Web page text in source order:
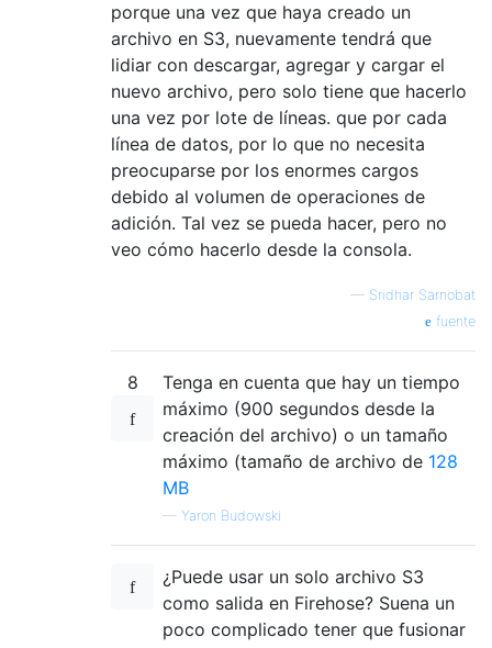
porque una vez que haya creado un
archivo en S3, nuevamente tendrá que
lidiar con descargar, agregar y cargar el
nuevo archivo, pero solo tiene que hacerlo
una vez por lote de líneas. que por cada
línea de datos, por lo que no necesita
preocuparse por los enormes cargos
debido al volumen de operaciones de
adición. Tal vez se pueda hacer, pero no
veo cómo hacerlo desde la consola.
— Sridhar Sarnobat
fuente
8
Tenga en cuenta que hay un tiempo
máximo (900 segundos desde la
creación del archivo) o un tamaño
máximo (tamaño de archivo de 128
MB
— Yaron Budowski
¿Puede usar un solo archivo S3
como salida en Firehose? Suena un
poco complicado tener que fusionar